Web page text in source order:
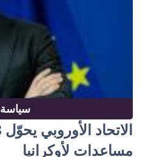
سياسة
مساعدات لأوكرانيا